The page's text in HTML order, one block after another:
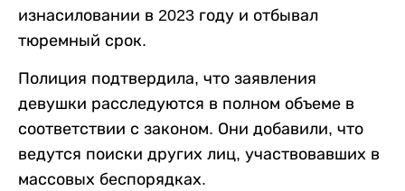
изнасиловании в 2023 году и отбывал
тюремный срок.
Полиция подтвердила, что заявления
девушки расследуются в полном объеме в
соответствии с законом. Они добавили, что
ведутся поиски других лиц, участвовавших в
массовых беспорядках.